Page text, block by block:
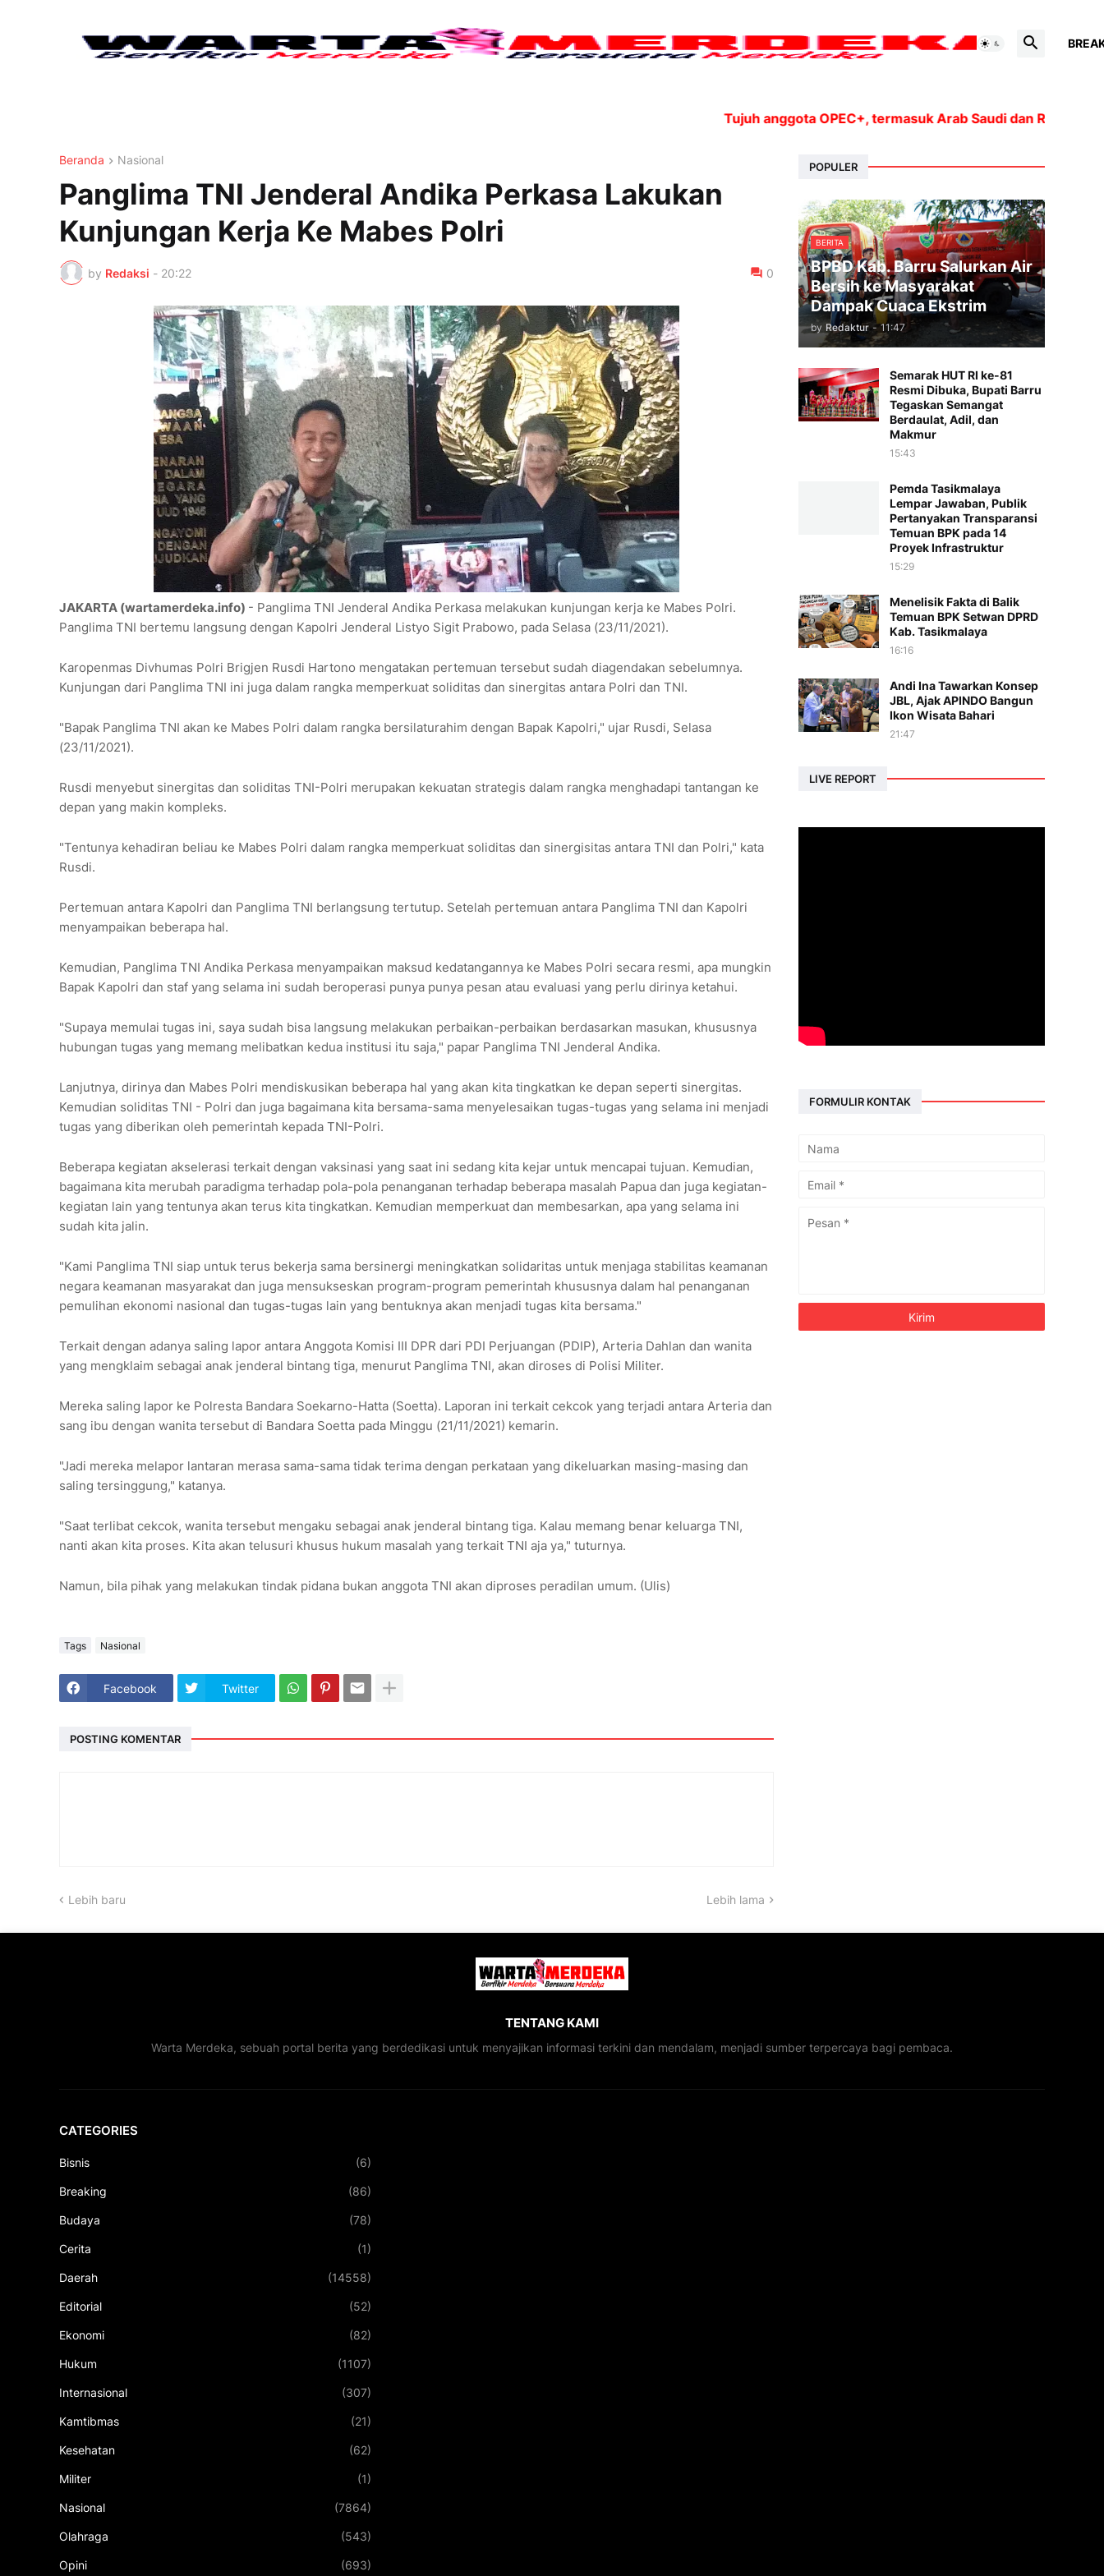
Tujuh anggota OPEC+, termasuk Arab Saudi dan Rusia, akan
Beranda Nasional
Panglima TNI Jenderal Andika Perkasa Lakukan
Kunjungan Kerja Ke Mabes Polri
by Redaksi - 20:22 0
JAKARTA (wartamerdeka.info) - Panglima TNI Jenderal Andika Perkasa melakukan kunjungan kerja ke Mabes Polri.
Panglima TNI bertemu langsung dengan Kapolri Jenderal Listyo Sigit Prabowo, pada Selasa (23/11/2021).
Karopenmas Divhumas Polri Brigjen Rusdi Hartono mengatakan pertemuan tersebut sudah diagendakan sebelumnya.
Kunjungan dari Panglima TNI ini juga dalam rangka memperkuat soliditas dan sinergitas antara Polri dan TNI.
"Bapak Panglima TNI akan ke Mabes Polri dalam rangka bersilaturahim dengan Bapak Kapolri," ujar Rusdi, Selasa
(23/11/2021).
Rusdi menyebut sinergitas dan soliditas TNI-Polri merupakan kekuatan strategis dalam rangka menghadapi tantangan ke
depan yang makin kompleks.
"Tentunya kehadiran beliau ke Mabes Polri dalam rangka memperkuat soliditas dan sinergisitas antara TNI dan Polri," kata
Rusdi.
Pertemuan antara Kapolri dan Panglima TNI berlangsung tertutup. Setelah pertemuan antara Panglima TNI dan Kapolri
menyampaikan beberapa hal.
Kemudian, Panglima TNI Andika Perkasa menyampaikan maksud kedatangannya ke Mabes Polri secara resmi, apa mungkin
Bapak Kapolri dan staf yang selama ini sudah beroperasi punya punya pesan atau evaluasi yang perlu dirinya ketahui.
"Supaya memulai tugas ini, saya sudah bisa langsung melakukan perbaikan-perbaikan berdasarkan masukan, khususnya
hubungan tugas yang memang melibatkan kedua institusi itu saja," papar Panglima TNI Jenderal Andika.
Lanjutnya, dirinya dan Mabes Polri mendiskusikan beberapa hal yang akan kita tingkatkan ke depan seperti sinergitas.
Kemudian soliditas TNI - Polri dan juga bagaimana kita bersama-sama menyelesaikan tugas-tugas yang selama ini menjadi
tugas yang diberikan oleh pemerintah kepada TNI-Polri.
Beberapa kegiatan akselerasi terkait dengan vaksinasi yang saat ini sedang kita kejar untuk mencapai tujuan. Kemudian,
bagaimana kita merubah paradigma terhadap pola-pola penanganan terhadap beberapa masalah Papua dan juga kegiatan-
kegiatan lain yang tentunya akan terus kita tingkatkan. Kemudian memperkuat dan membesarkan, apa yang selama ini
sudah kita jalin.
"Kami Panglima TNI siap untuk terus bekerja sama bersinergi meningkatkan solidaritas untuk menjaga stabilitas keamanan
negara keamanan masyarakat dan juga mensukseskan program-program pemerintah khususnya dalam hal penanganan
pemulihan ekonomi nasional dan tugas-tugas lain yang bentuknya akan menjadi tugas kita bersama."
Terkait dengan adanya saling lapor antara Anggota Komisi III DPR dari PDI Perjuangan (PDIP), Arteria Dahlan dan wanita
yang mengklaim sebagai anak jenderal bintang tiga, menurut Panglima TNI, akan diroses di Polisi Militer.
Mereka saling lapor ke Polresta Bandara Soekarno-Hatta (Soetta). Laporan ini terkait cekcok yang terjadi antara Arteria dan
sang ibu dengan wanita tersebut di Bandara Soetta pada Minggu (21/11/2021) kemarin.
"Jadi mereka melapor lantaran merasa sama-sama tidak terima dengan perkataan yang dikeluarkan masing-masing dan
saling tersinggung," katanya.
"Saat terlibat cekcok, wanita tersebut mengaku sebagai anak jenderal bintang tiga. Kalau memang benar keluarga TNI,
nanti akan kita proses. Kita akan telusuri khusus hukum masalah yang terkait TNI aja ya," tuturnya.
Namun, bila pihak yang melakukan tindak pidana bukan anggota TNI akan diproses peradilan umum. (Ulis)
Tags Nasional
Facebook Twitter
POSTING KOMENTAR
Lebih baru Lebih lama
POPULER
BERITA
BPBD Kab. Barru Salurkan Air
Bersih ke Masyarakat
Dampak Cuaca Ekstrim
by Redaktur - 11:47
Semarak HUT RI ke-81
Resmi Dibuka, Bupati Barru
Tegaskan Semangat
Berdaulat, Adil, dan
Makmur
15:43
Pemda Tasikmalaya
Lempar Jawaban, Publik
Pertanyakan Transparansi
Temuan BPK pada 14
Proyek Infrastruktur
15:29
Menelisik Fakta di Balik
Temuan BPK Setwan DPRD
Kab. Tasikmalaya
16:16
Andi Ina Tawarkan Konsep
JBL, Ajak APINDO Bangun
Ikon Wisata Bahari
21:47
LIVE REPORT
FORMULIR KONTAK
TENTANG KAMI
Warta Merdeka, sebuah portal berita yang berdedikasi untuk menyajikan informasi terkini dan mendalam, menjadi sumber terpercaya bagi pembaca.
CATEGORIES
Bisnis (6)
Breaking (86)
Budaya (78)
Cerita (1)
Daerah (14558)
Editorial (52)
Ekonomi (82)
Hukum (1107)
Internasional (307)
Kamtibmas (21)
Kesehatan (62)
Militer (1)
Nasional (7864)
Olahraga (543)
Opini (693)